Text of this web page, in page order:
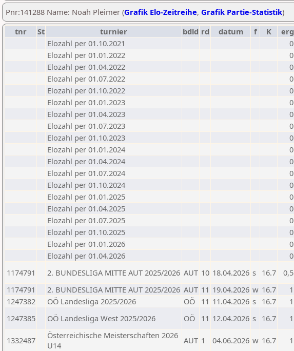
Pnr:141288 Name: Noah Pleimer (Grafik Elo-Zeitreihe, Grafik Partie-Statistik)
tnr
St turnier bdld rd datum f K erg
Elozahl per 01.10.2021
0
Elozahl per 01.01.2022
0
Elozahl per 01.04.2022
0
Elozahl per 01.07.2022
0
Elozahl per 01.10.2022
0
Elozahl per 01.01.2023
0
Elozahl per 01.04.2023
0
Elozahl per 01.07.2023
0
Elozahl per 01.10.2023
0
Elozahl per 01.01.2024
0
Elozahl per 01.04.2024
0
Elozahl per 01.07.2024
0
Elozahl per 01.10.2024
0
Elozahl per 01.01.2025
0
Elozahl per 01.04.2025
0
Elozahl per 01.07.2025
0
Elozahl per 01.10.2025
0
Elozahl per 01.01.2026
0
Elozahl per 01.04.2026
0
1174791
2. BUNDESLIGA MITTE AUT 2025/2026 AUT 10 18.04.2026 s 16.7 0,5
1174791
2. BUNDESLIGA MITTE AUT 2025/2026 AUT 11 19.04.2026 w 16.7 1
1247382
OÖ Landesliga 2025/2026 OÖ 11 11.04.2026 s 16.7 1
1247385
OÖ Landesliga West 2025/2026 OÖ 11 12.04.2026 s 16.7 1
1332487
Österreichische Meisterschaften 2026
U14
AUT 1 04.06.2026 w 16.7 1